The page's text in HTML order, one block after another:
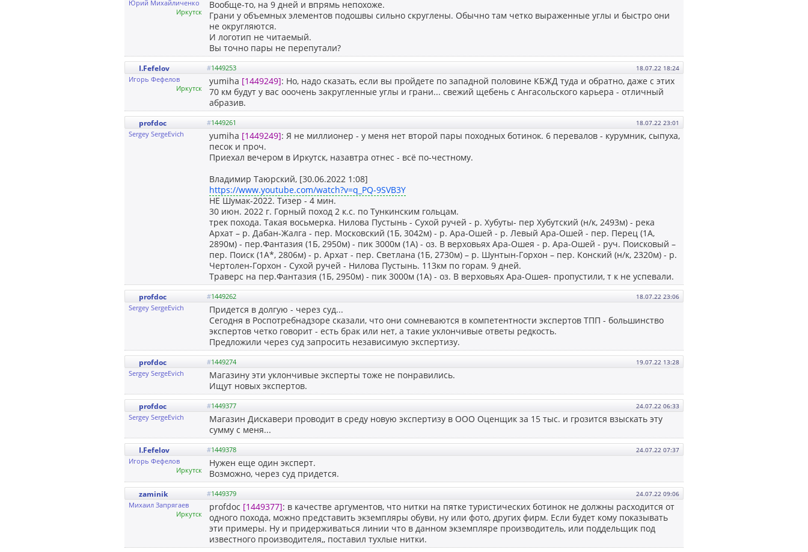
Юрий Михайличенко
Иркутск
Вообще-то, на 9 дней и впрямь непохоже.
Грани у объемных элементов подошвы сильно скруглены. Обычно там четко выраженные углы и быстро они
не округляются.
И логотип не читаемый.
Вы точно пары не перепутали?
18.07.22 18:24
I.Fefelov #1449253
Игорь Фефелов
Иркутск
yumiha [1449249]: Но, надо сказать, если вы пройдете по западной половине КБЖД туда и обратно, даже с этих
70 км будут у вас ооочень закругленные углы и грани... свежий щебень с Ангасольского карьера - отличный
абразив.
18.07.22 23:01
profdoc #1449261
Sergey SergeEvich
yumiha [1449249]: Я не миллионер - у меня нет второй пары походных ботинок. 6 перевалов - курумник, сыпуха,
песок и проч.
Приехал вечером в Иркутск, назавтра отнес - всё по-честному.
Владимир Таюрский, [30.06.2022 1:08]
https://www.youtube.com/watch?v=q_PQ-9SVB3Y
НЕ Шумак-2022. Тизер - 4 мин.
30 июн. 2022 г. Горный поход 2 к.с. по Тункинским гольцам.
трек похода. Такая восьмерка. Нилова Пустынь - Сухой ручей - р. Хубуты- пер Хубутский (н/к, 2493м) - река
Архат – р. Дабан-Жалга - пер. Московский (1Б, 3042м) - р. Ара-Ошей - р. Левый Ара-Ошей - пер. Перец (1А,
2890м) - пер.Фантазия (1Б, 2950м) - пик 3000м (1А) - оз. В верховьях Ара-Ошея - р. Ара-Ошей - руч. Поисковый –
пер. Поиск (1А*, 2806м) - р. Архат - пер. Светлана (1Б, 2730м) – р. Шунтын-Горхон – пер. Конский (н/к, 2320м) - р.
Чертолен-Горхон - Сухой ручей - Нилова Пустынь. 113км по горам. 9 дней.
Траверс на пер.Фантазия (1Б, 2950м) - пик 3000м (1А) - оз. В верховьях Ара-Ошея- пропустили, т к не успевали.
18.07.22 23:06
profdoc #1449262
Sergey SergeEvich
Придется в долгую - через суд...
Сегодня в Роспотребнадзоре сказали, что они сомневаются в компетентности экспертов ТПП - большинство
экспертов четко говорит - есть брак или нет, а такие уклончивые ответы редкость.
Предложили через суд запросить независимую экспертизу.
19.07.22 13:28
profdoc #1449274
Sergey SergeEvich
Магазину эти уклончивые эксперты тоже не понравились.
Ищут новых экспертов.
24.07.22 06:33
profdoc #1449377
Sergey SergeEvich
Магазин Дискавери проводит в среду новую экспертизу в ООО Оценщик за 15 тыс. и грозится взыскать эту
сумму с меня...
24.07.22 07:37
I.Fefelov #1449378
Игорь Фефелов
Иркутск
Нужен еще один эксперт.
Возможно, через суд придется.
24.07.22 09:06
zaminik #1449379
Михаил Запрягаев
Иркутск
profdoc [1449377]: в качестве аргументов, что нитки на пятке туристических ботинок не должны расходится от
одного похода, можно представить экземпляры обуви, ну или фото, других фирм. Если будет кому показывать
эти примеры. Ну и придерживаться линии что в данном экземпляре производитель, или поддельщик под
известного производителя,, поставил тухлые нитки.